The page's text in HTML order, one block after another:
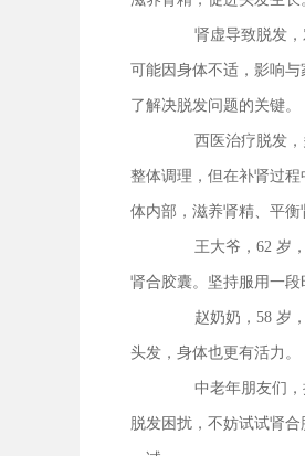
肾虚导致脱发
可能因身体不适，影响
了解决脱发问题的关键。
西医治疗脱发
整体调理，但在补肾过
体内部，滋养肾精、平
王大爷，62 岁
肾合胶囊。坚持服用一
赵奶奶，58 岁
头发，身体也更有活力。
中老年朋友们
脱发困扰，不妨试试肾